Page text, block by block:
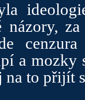
názory,
a mozky
na to přijít